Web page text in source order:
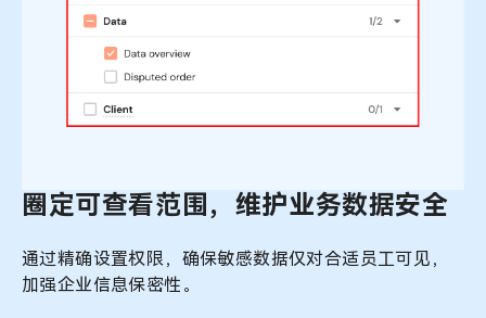
圈定可查看范围，维护业务数据安全
通过精确设置权限，确保敏感数据仅对合适员工可见，
加强企业信息保密性。